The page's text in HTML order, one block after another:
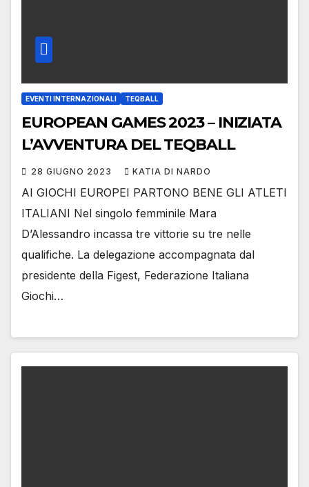
EVENTI INTERNAZIONALI TEQBALL
EUROPEAN GAMES 2023 – INIZIATA
L’AVVENTURA DEL TEQBALL
28 GIUGNO 2023 KATIA DI NARDO
AI GIOCHI EUROPEI PARTONO BENE GLI ATLETI
ITALIANI Nel singolo femminile Mara
D’Alessandro incassa tre vittorie su tre nelle
qualifiche. La delegazione accompagnata dal
presidente della Figest, Federazione Italiana
Giochi…